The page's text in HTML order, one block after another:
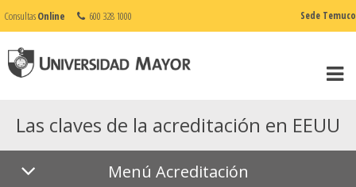
ConsultasOnline 600 328 1000 Sede Temuco
Las claves de la acreditación en EEUU
Menú Acreditación